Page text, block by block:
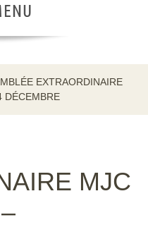
EXTRAORDINAIRE
DÉCEMBRE
MJC